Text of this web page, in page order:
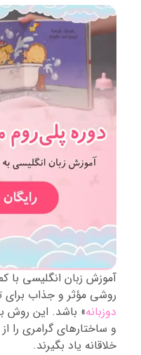
آموزش زبان انگلیسی با
روشی مؤثر و جذاب برای
دوزبانه» باشد. این روش
و ساختارهای گرامری را
خلاقانه یاد بگیرند.